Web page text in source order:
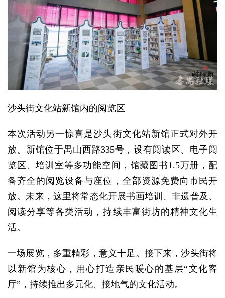
沙头街文化站新馆内的阅览区
本次活动另一惊喜是沙头街文化站新馆正式对外开
放。新馆位于禺山西路335号，设有阅读区、电子阅
览区、培训室等多功能空间，馆藏图书1.5万册，配
备齐全的阅览设备与座位，全部资源免费向市民开
放。未来，这里将常态化开展书画培训、非遗普及、
阅读分享等各类活动，持续丰富街坊的精神文化生
活。
一场展览，多重精彩，意义十足。接下来，沙头街将
以新馆为核心，用心打造亲民暖心的基层“文化客
厅”，持续推出多元化、接地气的文化活动。